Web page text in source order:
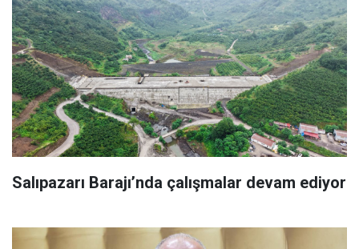
Salıpazarı Barajı’nda çalışmalar devam ediyor